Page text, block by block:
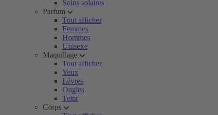
Soins solaires
Parfum
Tout afficher
Femmes
Hommes
Unisexe
Maquillage
Tout afficher
Yeux
Lèvres
Ongles
Teint
Corps